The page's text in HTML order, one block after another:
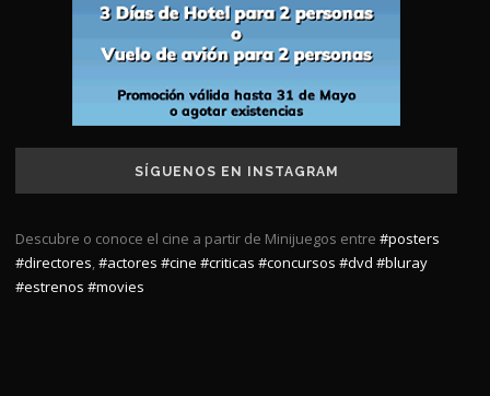
SÍGUENOS EN INSTAGRAM
Descubre o conoce el cine a partir de Minijuegos entre #posters
#directores,#actores #cine #criticas #concursos #dvd #bluray
#estrenos #movies